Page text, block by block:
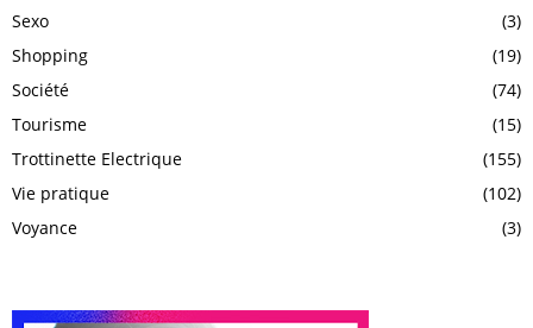
Sexo
(3)
Shopping
(19)
Société
(74)
Tourisme
(15)
Trottinette Electrique
(155)
Vie pratique
(102)
Voyance
(3)